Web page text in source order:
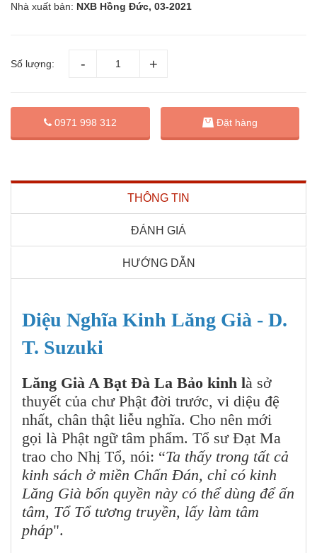
Nhà xuất bản: NXB Hồng Đức, 03-2021
Số lượng:
0971 998 312 Đặt hàng
THÔNG TIN
ĐÁNH GIÁ
HƯỚNG DẪN
Diệu Nghĩa Kinh Lăng Già - D.
T. Suzuki
Lăng Già A Bạt Đà La Bảo kinh là sở
thuyết của chư Phật đời trước, vi diệu đệ
nhất, chân thật liễu nghĩa. Cho nên mới
gọi là Phật ngữ tâm phẩm. Tổ sư Đạt Ma
trao cho Nhị Tổ, nói: “Ta thấy trong tất cả
kinh sách ở miền Chấn Đán, chỉ có kinh
Lăng Già bốn quyền này có thể dùng để ấn
tâm, Tổ Tổ tương truyền, lấy làm tâm
pháp".